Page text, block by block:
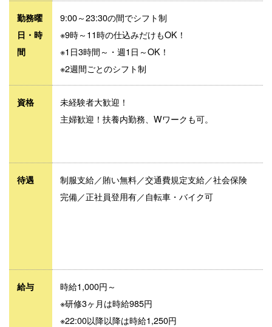
勤務曜
日・時
間
9:00～23:30の間でシフト制
※9時～11時の仕込みだけもOK！
※1日3時間～・週1日～OK！
※2週間ごとのシフト制
資格
未経験者大歓迎！
主婦歓迎！扶養内勤務、Wワークも可。
待遇
制服支給／賄い無料／交通費規定支給／社会保険
完備／正社員登用有／自転車・バイク可
給与
時給1,000円～
※研修3ヶ月は時給985円
※22:00以降以降は時給1,250円